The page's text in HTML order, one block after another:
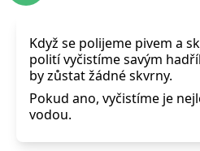
Když se polijeme pivem a
polití vyčistíme savým
by zůstat žádné skvrny.
Pokud ano, vyčistíme je
vodou.